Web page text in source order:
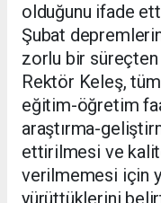
olduğunu ifade
Şubat
zorlu bir
Rektör Keleş,
eğitim-öğretim
araştırma-
ettirilmesi ve
verilmemesi için
yürüttüklerini